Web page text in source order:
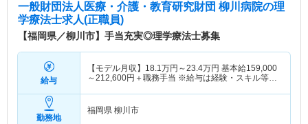
一般財団法人医療・介護・教育研究財団 柳川病院の理
学療法士求人(正職員)
【福岡県／柳川市】手当充実◎理学療法士募集
給与
【モデル月収】 18.1万円～23.4万円 基本給159,000
～212,600円＋職務手当 ※給与は経験・スキル等に
勤務地
福岡県 柳川市